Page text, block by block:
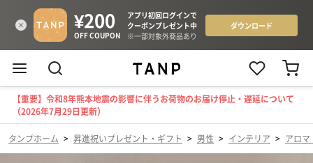
【重要】令和8年熊本地震の影響に伴うお荷物のお届け停止・遅延について
（2026年7月29日更新）
タンプホーム > 昇進祝いプレゼント・ギフト > 男性 > インテリア > アロマ